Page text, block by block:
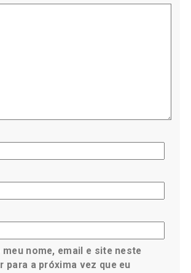
meu nome, email e site neste
para a próxima vez que eu